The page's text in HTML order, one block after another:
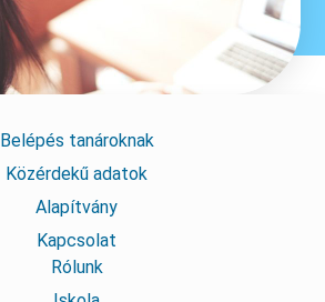
Rólunk
Belépés tanároknak
Közérdekű adatok
Alapítvány
Kapcsolat